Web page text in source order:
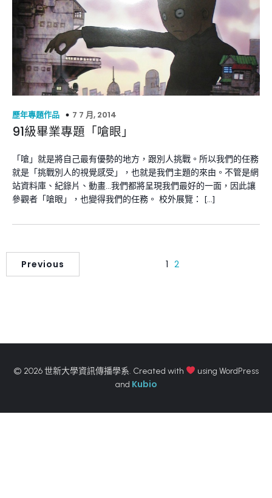
歷年專題作品 7 7 月, 2014
91級畢業專題「嗆眼」
「嗆」就是將自己最有優勢的地方，跟別人挑戰。所以我們的任務
就是「挑戰別人的視覺感受」，也就是我們主題的來由。不管是網
站資料庫、紀錄片、動畫…我們都將呈現我們最好的一面，因此讓
參觀者「嗆眼」，也變得我們的任務。 校外展覽： […]
Previous 1 2
© 2026 世新大學資訊傳播學系. Created with
using WordPress
and Kubio